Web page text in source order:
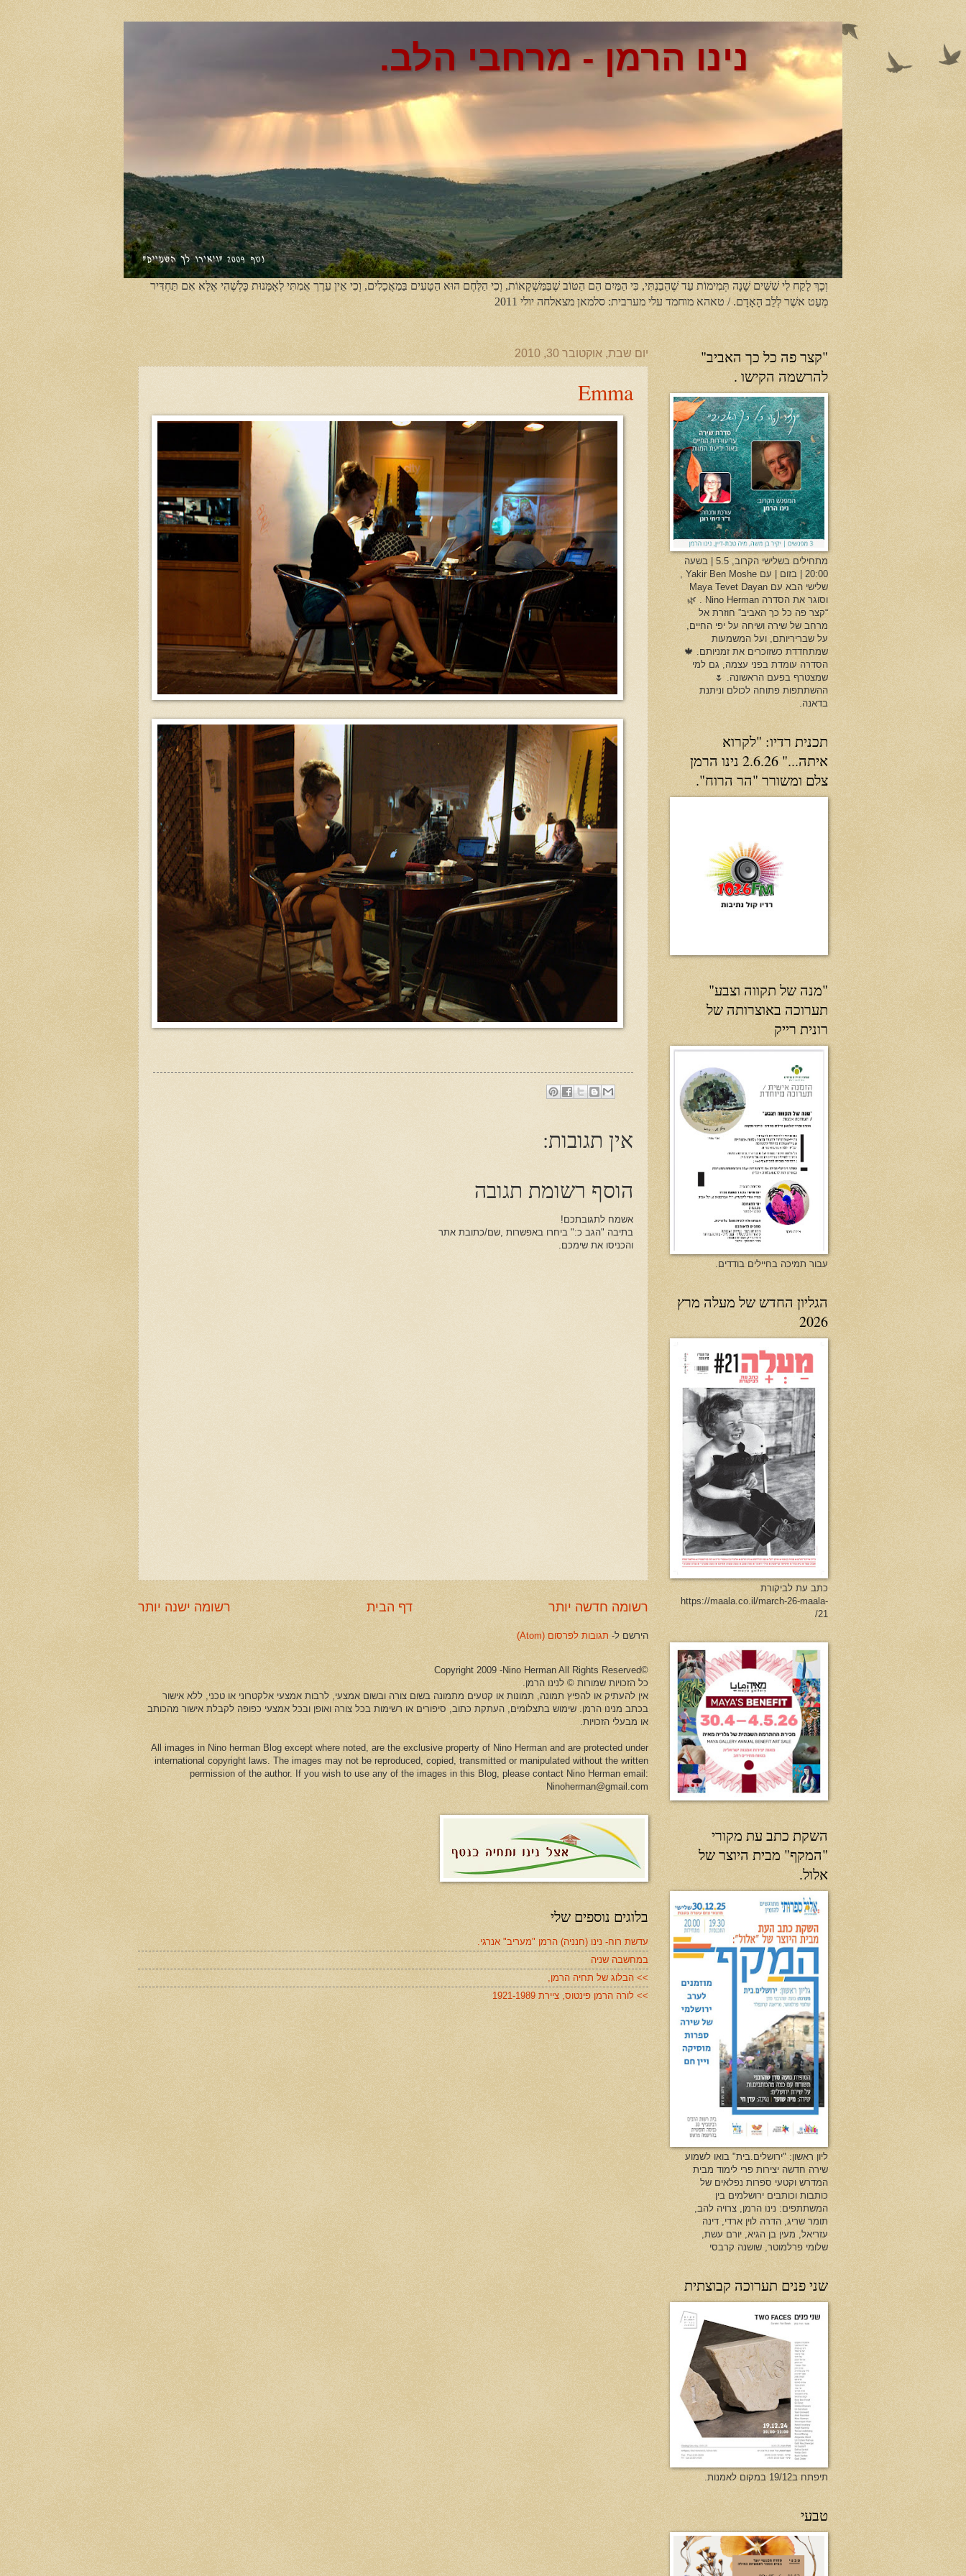
נינו הרמן - מרחבי הלב.
וְכָךְ לָקַח לִי שִׁשִּׁים שָׁנָה תְּמִימוֹת עַד שֶׁהֵבַנְתִּי, כִּי הַמַּיִם הֵם הַטּוֹב שֶׁבַּמַּשְׁקָאוֹת, וְכִי הַלֶּחֶם הוּא הַטָּעִים בַּמַאֲכָלִים, וְכִי אֵין עֵרֶך אֲמִתִּי לְאָמָּנוּת כָּלְשֶׁהִי אֶלָּא אִם תַּחְדִּיר
מְעַט אשֶׁר לְלֵב הָאָדָם. / טאהא מוחמד עלי מערבית: סלמאן מצאלחה יולי 2011
יום שבת, אוקטובר 30, 2010
Emma
אין תגובות:
הוסף רשומת תגובה
אשמח לתגובתכם!
בתיבה "הגב כ:" ביחרו באפשרות ,שם/כתובת אתר
והכניסו את שימכם.
רשומה חדשה יותר רשומה ישנה יותר דף הבית
הירשם ל- תגובות לפרסום (Atom)
©Copyright 2009 -Nino Herman All Rights Reserved
כל הזכויות שמורות © לנינו הרמן.
אין להעתיק או להפיץ תמונה, תמונות או קטעים מתמונה בשום צורה ובשום אמצעי, לרבות אמצעי אלקטרוני או טכני, ללא אישור
בכתב מנינו הרמן. שימוש בתצלומים, העתקת כתוב, סיפורים או רשימות בכל צורה ואופן ובכל אמצעי כפופה לקבלת אישור מהכותב
או מבעלי הזכויות.
All images in Nino herman Blog except where noted, are the exclusive property of Nino Herman and are protected under
international copyright laws. The images may not be reproduced, copied, transmitted or manipulated without the written
permission of the author. If you wish to use any of the images in this Blog, please contact Nino Herman email:
Ninoherman@gmail.com
בלוגים נוספים שלי
עדשת רוח- נינו (חנניה) הרמן "מעריב" אנרגי.
במחשבה שניה
>> הבלוג של תחיה הרמן,
>> לורה הרמן פינטוס, ציירת 1921-1989
"קצר פה כל כך האביב"
להרשמה הקישו .
מתחילים בשלישי הקרוב, 5.5 | בשעה
20:00 | בזום | עם Yakir Ben Moshe ,
שלישי הבא עם Maya Tevet Dayan
וסוגר את הסדרה Nino Herman . 🌿
“קצר פה כל כך האביב” חוזרת אל
מרחב של שירה ושיחה על יפי החיים,
על שבריריותם, ועל המשמעות
שמתחדדת כשזוכרים את זמניותם. 🍁
הסדרה עומדת בפני עצמה, גם למי
שמצטרף בפעם הראשונה. 🌷
ההשתתפות פתוחה לכולם וניתנת
בדאנה.
תכנית רדיו: "לקרוא
איתה..." 2.6.26 נינו הרמן
צלם ומשורר "הר הרוח".
"מנה של תקווה וצבע"
תערוכה באוצרותה של
רונית רייק
עבור תמיכה בחיילים בודדים.
הגליון החדש של מעלה מרץ
2026
כתב עת לביקורת
https://maala.co.il/march-26-maala-
21/
השקת כתב עת מקורי
"המקף" מבית היוצר של
אלול.
ליון ראשון: "ירושלים.בית" בואו לשמוע
שירה חדשה יצירות פרי לימוד מבית
המדרש וקטעי ספרות נפלאים של
כותבות וכותבים ירושלמים בין
המשתתפים: נינו הרמן, צרויה להב,
תומר שריג, הדרה לוין ארדי, דינה
עזריאל, מעין בן הגיא, יורם עשת,
שלומי פרלמוטר, שושנה קרבסי
שני פנים תערוכה קבוצתית
תיפתח ב19/12 במקום לאמנות.
טבעי